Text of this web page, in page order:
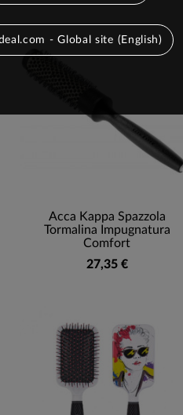
Acca Kappa Spazzola
Tormalina Impugnatura
Comfort
27,35 €
- Global site (English)